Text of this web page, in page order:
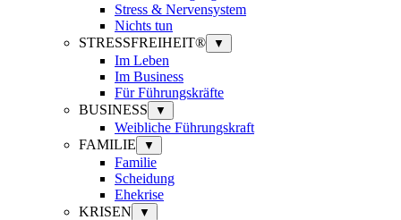
Stress & Nervensystem
Nichts tun
STRESSFREIHEIT®
▼
Im Leben
Im Business
Für Führungskräfte
BUSINESS
▼
Weibliche Führungskraft
FAMILIE
▼
Familie
Scheidung
Ehekrise
KRISEN
▼